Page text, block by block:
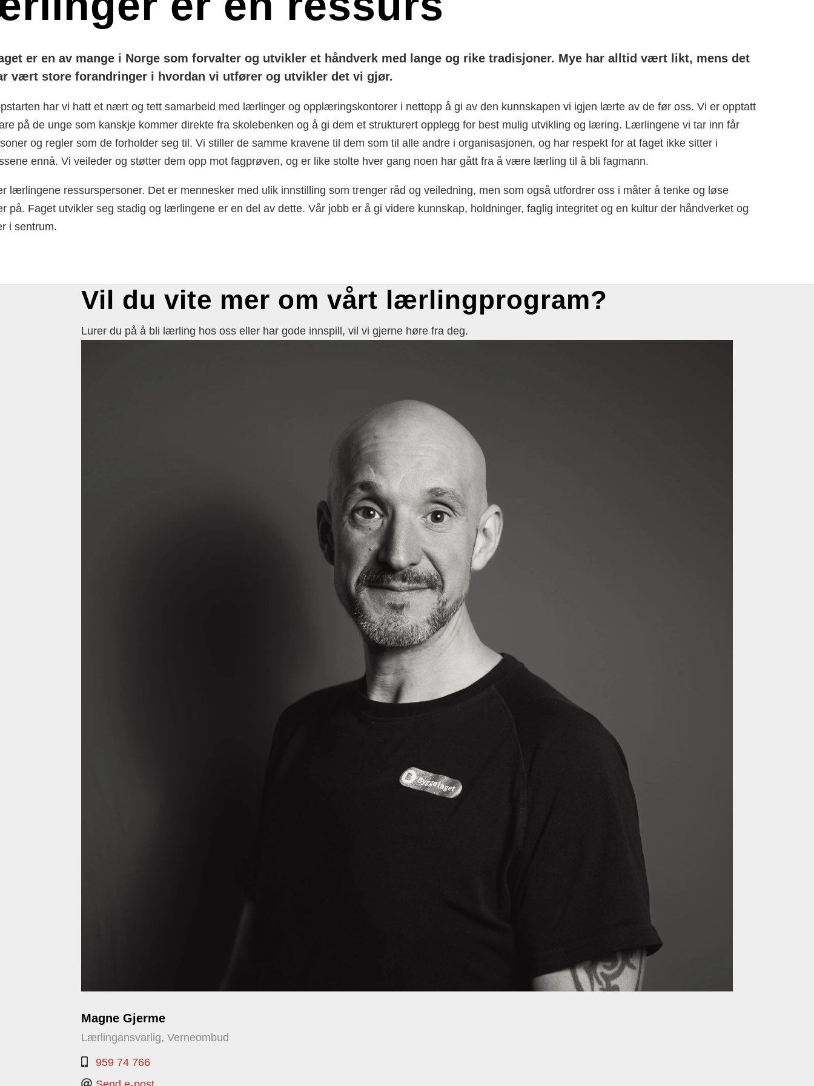
er en av mange i Norge som forvalter og utvikler et håndverk med lange og rike tradisjoner. Mye har alltid vært likt, mens det
vært store forandringer i hvordan vi utfører og utvikler det vi gjør.
har vi hatt et nært og tett samarbeid med lærlinger og opplæringskontorer i nettopp å gi av den kunnskapen vi igjen lærte av de før oss. Vi er opptatt
på de unge som kanskje kommer direkte fra skolebenken og å gi dem et strukturert opplegg for best mulig utvikling og læring. Lærlingene vi tar inn får
og regler som de forholder seg til. Vi stiller de samme kravene til dem som til alle andre i organisasjonen, og har respekt for at faget ikke sitter i
ennå. Vi veileder og støtter dem opp mot fagprøven, og er like stolte hver gang noen har gått fra å være lærling til å bli fagmann.
lærlingene ressurspersoner. Det er mennesker med ulik innstilling som trenger råd og veiledning, men som også utfordrer oss i måter å tenke og løse
på. Faget utvikler seg stadig og lærlingene er en del av dette. Vår jobb er å gi videre kunnskap, holdninger, faglig integritet og en kultur der håndverket og
i sentrum.
Vil du vite mer om vårt lærlingprogram?
Lurer du på å bli lærling hos oss eller har gode innspill, vil vi gjerne høre fra deg.
Magne Gjerme
Lærlingansvarlig, Verneombud
959 74 766